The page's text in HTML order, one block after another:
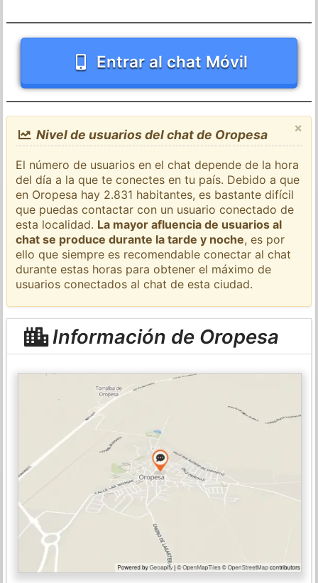
Entrar al chat Móvil
×
Nivel de usuarios del chat de Oropesa
El número de usuarios en el chat depende de la hora
del día a la que te conectes en tu país. Debido a que
en Oropesa hay 2.831 habitantes, es bastante difícil
que puedas contactar con un usuario conectado de
esta localidad. La mayor afluencia de usuarios al
chat se produce durante la tarde y noche, es por
ello que siempre es recomendable conectar al chat
durante estas horas para obtener el máximo de
usuarios conectados al chat de esta ciudad.
Información de Oropesa